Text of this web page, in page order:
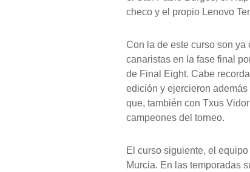
checo y el propio Lenovo
Con la de este curso son
canaristas en la fase final
de Final Eight. Cabe
edición y ejercieron
que, también con Txus
campeones del torneo.
El curso siguiente, el
Murcia. En las temporadas